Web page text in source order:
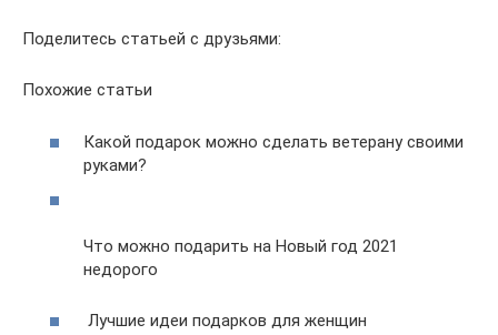
Поделитесь статьей с друзьями:
Похожие статьи
Какой подарок можно сделать ветерану своими
руками?
Что можно подарить на Новый год 2021
недорого
Лучшие идеи подарков для женщин